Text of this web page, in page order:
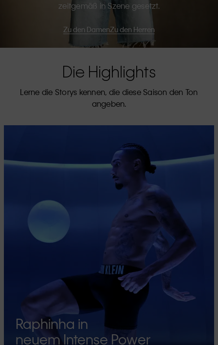
zeitgemäß in Szene gesetzt.
Zu den DamenZu den Herren
Die Highlights
Lerne die Storys kennen, die diese Saison den Ton
angeben.
Raphinha in
neuem Intense Power